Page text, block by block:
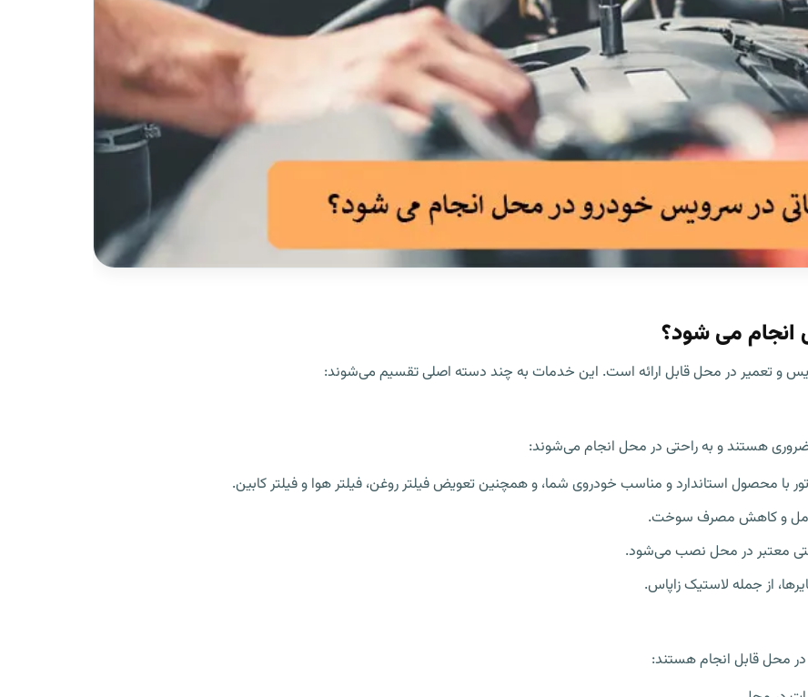
می شود؟
و تعمیر در محل قابل ارائه است. این خدمات به چند دسته اصلی تقسیم می‌شوند:
هستند و به راحتی در محل انجام می‌شوند:
با محصول استاندارد و مناسب خودروی شما، و همچنین تعویض فیلتر روغن، فیلتر هوا و فیلتر کابین.
کامل و کاهش مصرف سوخت.
معتبر در محل نصب می‌شود.
از جمله لاستیک زاپاس.
در محل قابل انجام هستند: